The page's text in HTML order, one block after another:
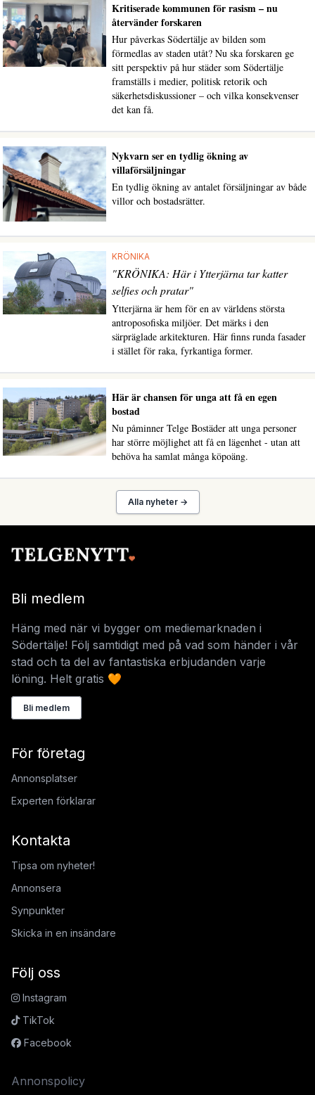
Kritiserade kommunen för rasism – nu
återvänder forskaren
Hur påverkas Södertälje av bilden som
förmedlas av staden utåt? Nu ska forskaren ge
sitt perspektiv på hur städer som Södertälje
framställs i medier, politisk retorik och
säkerhetsdiskussioner – och vilka konsekvenser
det kan få.
Nykvarn ser en tydlig ökning av
villaförsäljningar
En tydlig ökning av antalet försäljningar av både
villor och bostadsrätter.
KRÖNIKA
"KRÖNIKA: Här i Ytterjärna tar katter
selfies och pratar"
Ytterjärna är hem för en av världens största
antroposofiska miljöer. Det märks i den
särpräglade arkitekturen. Här finns runda fasader
i stället för raka, fyrkantiga former.
Här är chansen för unga att få en egen
bostad
Nu påminner Telge Bostäder att unga personer
har större möjlighet att få en lägenhet - utan att
behöva ha samlat många köpoäng.
Alla nyheter →
Bli medlem
Häng med när vi bygger om mediemarknaden i
Södertälje! Följ samtidigt med på vad som händer i vår
stad och ta del av fantastiska erbjudanden varje
löning. Helt gratis 🧡
Bli medlem
För företag
Annonsplatser
Experten förklarar
Kontakta
Tipsa om nyheter!
Annonsera
Synpunkter
Skicka in en insändare
Följ oss
Instagram
TikTok
Facebook
Annonspolicy